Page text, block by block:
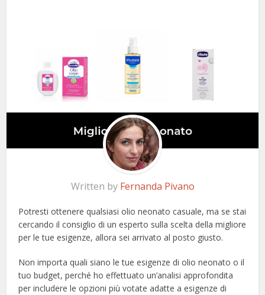
Written by Fernanda Pivano
Potresti ottenere qualsiasi olio neonato casuale, ma se stai
cercando il consiglio di un esperto sulla scelta della migliore
per le tue esigenze, allora sei arrivato al posto giusto.
Non importa quali siano le tue esigenze di olio neonato o il
tuo budget, perché ho effettuato un’analisi approfondita
per includere le opzioni più votate adatte a esigenze di